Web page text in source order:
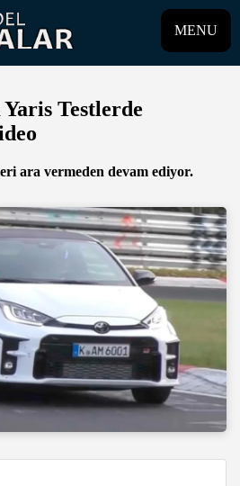
MENU
Testlerde
ara vermeden devam ediyor.